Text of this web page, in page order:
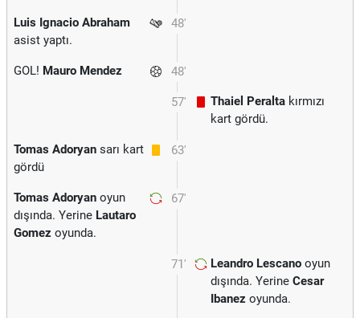
48'
Luis Ignacio Abraham
asist yaptı.
48'
GOL! Mauro Mendez
57' Thaiel Peralta kırmızı
kart gördü.
63'
Tomas Adoryan sarı kart
gördü
67'
Tomas Adoryan oyun
dışında. Yerine Lautaro
Gomez oyunda.
71' Leandro Lescano oyun
dışında. Yerine Cesar
Ibanez oyunda.